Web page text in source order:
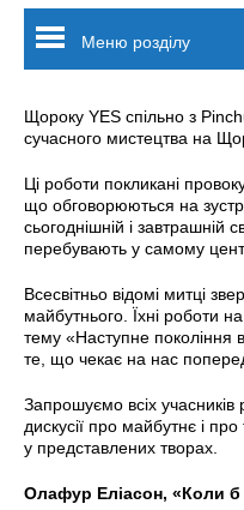
Меню розділу
Щороку YES спільно з
сучасного мистецтва на
Ці роботи покликані
що обговорюються на
сьогоднішній і завтрашній
перебувають у самому
Всесвітньо відомі митці
майбутнього. Їхні роботи
тему «Наступне покоління
те, що чекає на нас
Запрошуємо всіх
дискусії про майбутнє і
у представлених творах.
Олафур Еліасон, «Коли б